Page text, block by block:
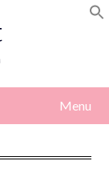
Menu